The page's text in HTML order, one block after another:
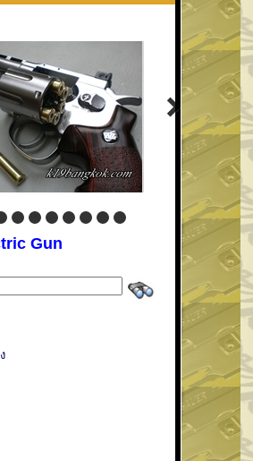
Gun